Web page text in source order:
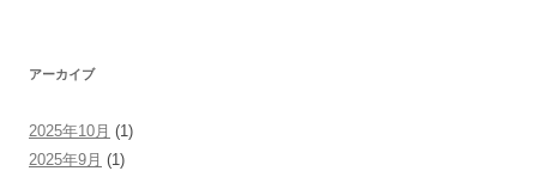
アーカイブ
2025年10月 (1)
2025年9月 (1)